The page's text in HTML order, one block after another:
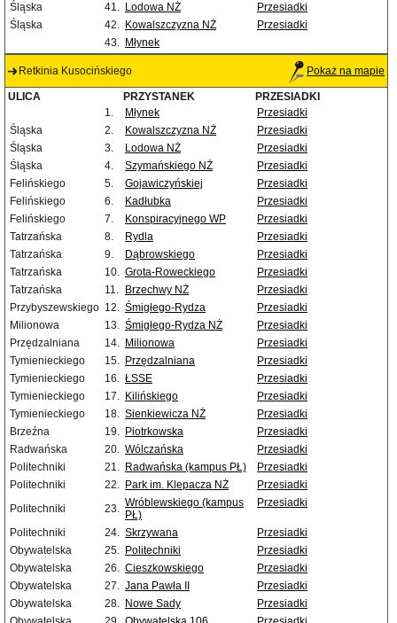
Śląska
41. Lodowa NŻ
Przesiadki
Śląska
42. Kowalszczyzna NŻ
Przesiadki
43. Młynek
Retkinia Kusocińskiego Pokaż na mapie
ULICA PRZYSTANEK
PRZESIADKI
1.
Młynek
Przesiadki
Śląska
2. Kowalszczyzna NŻ
Przesiadki
Śląska
3. Lodowa NŻ
Przesiadki
Śląska
4. Szymańskiego NŻ
Przesiadki
Felińskiego
5. Gojawiczyńskiej
Przesiadki
Felińskiego
6. Kadłubka
Przesiadki
Felińskiego
7. Konspiracyjnego WP
Przesiadki
Tatrzańska
8. Rydla
Przesiadki
Tatrzańska
9. Dąbrowskiego
Przesiadki
Tatrzańska
10. Grota-Roweckiego
Przesiadki
Tatrzańska
11. Brzechwy NŻ
Przesiadki
Przybyszewskiego 12. Śmigłego-Rydza
Przesiadki
Milionowa
13. Śmigłego-Rydza NŻ
Przesiadki
Przędzalniana
14. Milionowa
Przesiadki
Tymienieckiego
15. Przędzalniana
Przesiadki
Tymienieckiego
16. ŁSSE
Przesiadki
Tymienieckiego
17. Kilińskiego
Przesiadki
Tymienieckiego
18. Sienkiewicza NŻ
Przesiadki
Brzeźna
19. Piotrkowska
Przesiadki
Radwańska
20. Wólczańska
Przesiadki
Politechniki
21. Radwańska (kampus PŁ)
Przesiadki
Politechniki
22. Park im. Klepacza NŻ
Przesiadki
Politechniki
23. Wróblewskiego (kampus
PŁ)
Przesiadki
Politechniki 24. Skrzywana
Przesiadki
Obywatelska
25. Politechniki
Przesiadki
Obywatelska
26. Cieszkowskiego
Przesiadki
Obywatelska
27. Jana Pawła II
Przesiadki
Obywatelska
28. Nowe Sady
Przesiadki